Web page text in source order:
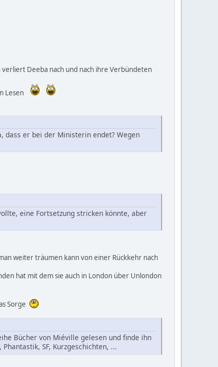
Deeba nach und nach ihre Verbündeten
Lesen
dass er bei der Ministerin endet? Wegen
eine Fortsetzung stricken könnte, aber
weiter träumen kann von einer Rückkehr nach
hat mit dem sie auch in London über Unlondon
Sorge
Bücher von Miéville gelesen und finde ihn
SF, Kurzgeschichten, ...